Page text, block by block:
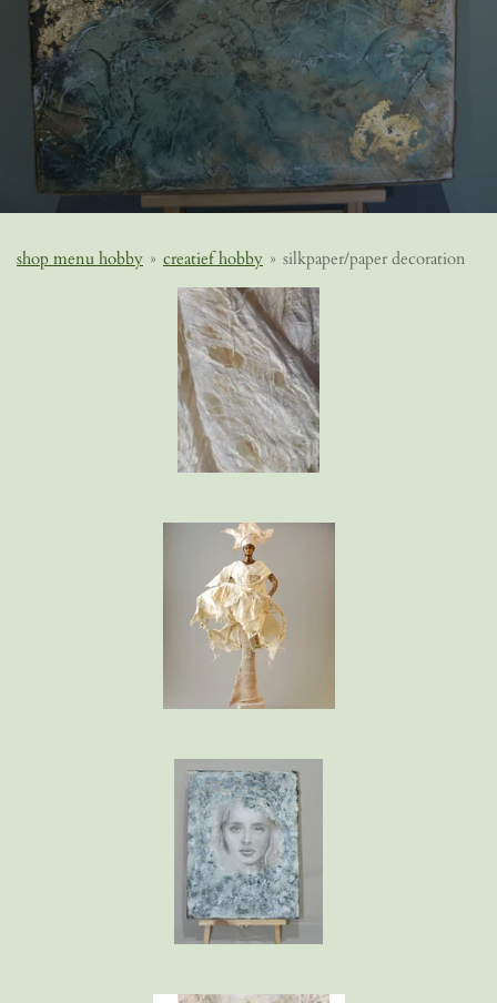
shop menu hobby » creatief hobby » silkpaper/paper decoration